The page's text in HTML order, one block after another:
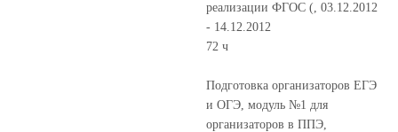
реализации ФГОС (, 03.12.2012
- 14.12.2012
72 ч
Подготовка организаторов ЕГЭ
и ОГЭ, модуль №1 для
организаторов в ППЭ,